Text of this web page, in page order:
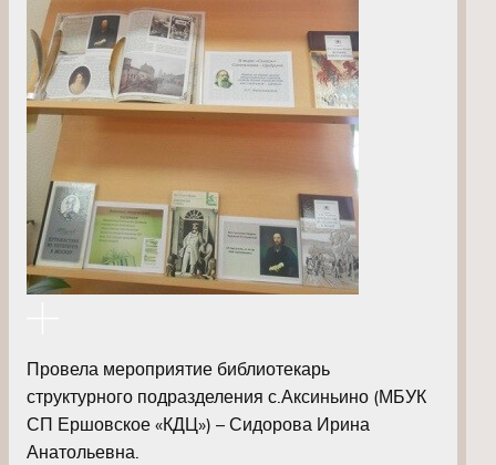
Провела мероприятие библиотекарь
структурного подразделения с.Аксиньино (МБУК
СП Ершовское «КДЦ») – Сидорова Ирина
Анатольевна.